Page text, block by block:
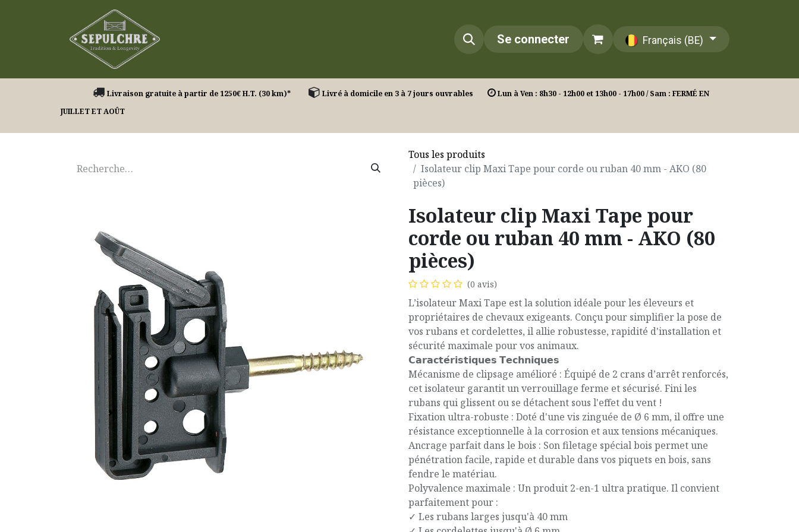
Se connecter Français (BE)
Livraison gratuite à partir de 1250€ H.T. (30 km)* Livré à domicile en 3 à 7 jours ouvrables
Lun à Ven : 8h30 - 12h00 et 13h00 - 17h00 / Sam : FERMÉ EN
JUILLET ET AOÛT
Tous les produits
Isolateur clip Maxi Tape pour corde ou ruban 40 mm - AKO (80
pièces)
Isolateur clip Maxi Tape pour
corde ou ruban 40 mm - AKO (80
pièces)
(0 avis)
L’isolateur Maxi Tape est la solution idéale pour les éleveurs et
propriétaires de chevaux exigeants. Conçu pour simplifier la pose de
vos rubans et cordelettes, il allie robustesse, rapidité d'installation et
sécurité maximale pour vos animaux.
𝗖𝗮𝗿𝗮𝗰𝘁𝗲́𝗿𝗶𝘀𝘁𝗶𝗾𝘂𝗲𝘀 𝗧𝗲𝗰𝗵𝗻𝗶𝗾𝘂𝗲𝘀
Mécanisme de clipsage amélioré : Équipé de 2 crans d’arrêt renforcés,
cet isolateur garantit un verrouillage ferme et sécurisé. Fini les
rubans qui glissent ou se détachent sous l'effet du vent !
Fixation ultra-robuste : Doté d'une vis zinguée de Ø 6 mm, il offre une
résistance exceptionnelle à la corrosion et aux tensions mécaniques.
Ancrage parfait dans le bois : Son filetage spécial bois permet une
pénétration facile, rapide et durable dans vos piquets en bois, sans
fendre le matériau.
Polyvalence maximale : Un produit 2-en-1 ultra pratique. Il convient
parfaitement pour :
✓ Les rubans larges jusqu'à 40 mm